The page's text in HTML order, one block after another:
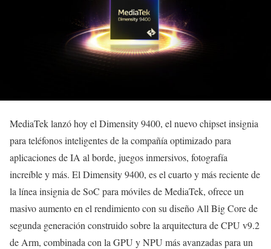
MediaTek lanzó hoy el Dimensity 9400, el nuevo chipset insignia
para teléfonos inteligentes de la compañía optimizado para
aplicaciones de IA al borde, juegos inmersivos, fotografía
increíble y más. El Dimensity 9400, es el cuarto y más reciente de
la línea insignia de SoC para móviles de MediaTek, ofrece un
masivo aumento en el rendimiento con su diseño All Big Core de
segunda generación construido sobre la arquitectura de CPU v9.2
de Arm, combinada con la GPU y NPU más avanzadas para un